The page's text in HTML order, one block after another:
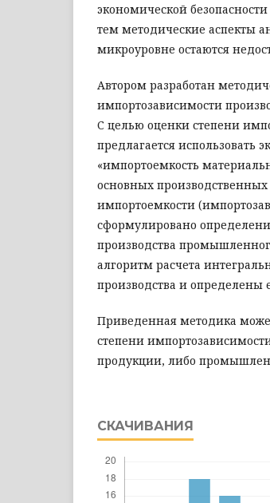
экономической
тем методические аспекты
микроуровне остаются
Автором разработан
импортозависимости
С целью оценки степени
предлагается использовать
«импортоемкость
основных
импортоемкости
сформулировано
производства
алгоритм расчета
производства и определены
Приведенная методика
степени
продукции, либо
СКАЧИВАНИЯ